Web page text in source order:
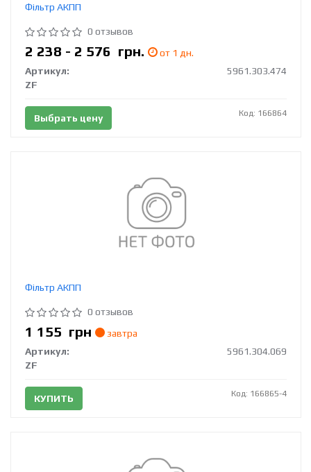
Фільтр АКПП
0 отзывов
2 238 - 2 576 грн.
от 1 дн.
Артикул:
5961.303.474
ZF
Выбрать цену Код: 166864
Фільтр АКПП
0 отзывов
1 155 грн
завтра
Артикул:
5961.304.069
ZF
КУПИТЬ Код: 166865-4